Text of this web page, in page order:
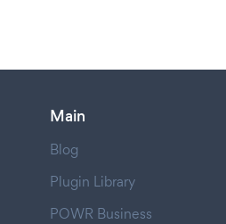
Main
Blog
Plugin Library
POWR Business